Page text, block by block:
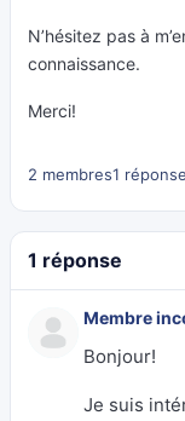
N’hésitez pas à
connaissance.
Merci!
2 membres1 réponse
1 réponse
Membre
Bonjour!
Je suis